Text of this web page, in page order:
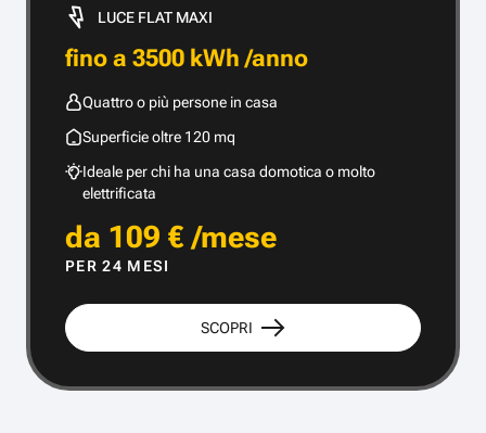
LUCE FLAT MAXI
fino a 3500 kWh /anno
Quattro o più persone in casa
Superficie oltre 120 mq
Ideale per chi ha una casa domotica o molto
elettrificata
da 109 € /mese
PER 24 MESI
SCOPRI